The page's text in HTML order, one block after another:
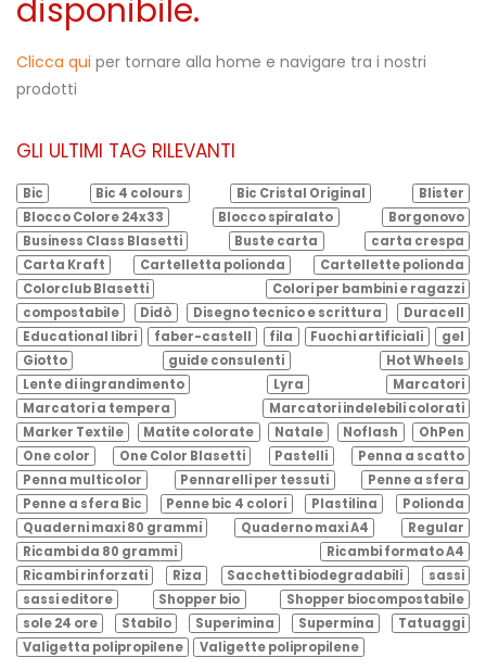
disponibile.
Clicca qui per tornare alla home e navigare tra i nostri
prodotti
GLI ULTIMI TAG RILEVANTI
Bic Bic 4 colours Bic Cristal Original
Blister
Blocco Colore 24x33
Blocco spiralato
Borgonovo
Business Class Blasetti
Buste carta
carta crespa
Carta Kraft
Cartelletta polionda
Cartellette polionda
Colorclub Blasetti
Colori per bambini e ragazzi
compostabile
Didò Disegno tecnico e scrittura
Duracell
Educational libri
faber-castell fila Fuochi artificiali
gel
Giotto
guide consulenti
Hot Wheels
Lente di ingrandimento
Lyra
Marcatori
Marcatori a tempera
Marcatori indelebili colorati
Marker Textile
Matite colorate Natale Noflash
OhPen
One color
One Color Blasetti Pastelli
Penna a scatto
Penna multicolor
Pennarelli per tessuti
Penne a sfera
Penne a sfera Bic
Penne bic 4 colori Plastilina
Polionda
Quaderni maxi 80 grammi
Quaderno maxi A4
Regular
Ricambi da 80 grammi
Ricambi formato A4
Ricambi rinforzati
Riza Sacchetti biodegradabili
sassi
sassi editore
Shopper bio
Shopper biocompostabile
sole 24 ore
Stabilo Superimina Supermina
Tatuaggi
Valigetta polipropilene
Valigette polipropilene